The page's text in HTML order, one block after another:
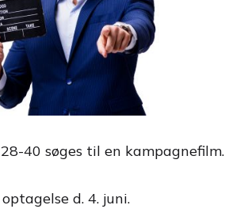
40 søges til en kampagnefilm.
d. 4. juni.